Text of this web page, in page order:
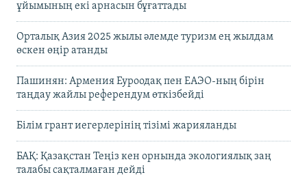
ұйымының екі арнасын бұғаттады
Орталық Азия 2025 жылы әлемде туризм ең жылдам
өскен өңір атанды
Пашинян: Армения Еуроодақ пен ЕАЭО-ның бірін
таңдау жайлы референдум өткізбейді
Білім грант иегерлерінің тізімі жарияланды
БАҚ: Қазақстан Теңіз кен орнында экологиялық заң
талабы сақталмаған дейді